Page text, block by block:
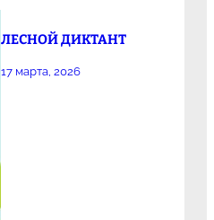
ЛЕСНОЙ ДИКТАНТ
17 марта, 2026